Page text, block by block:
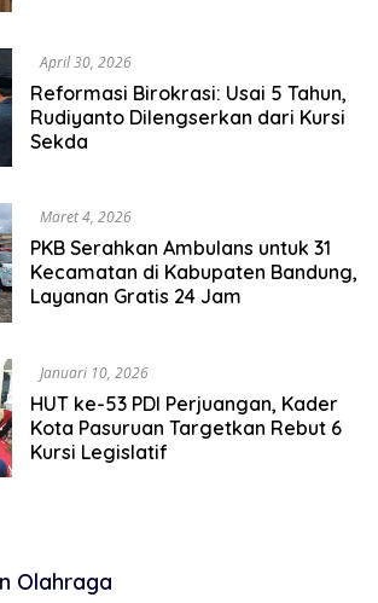
April 30, 2026
Reformasi Birokrasi: Usai 5 Tahun,
Rudiyanto Dilengserkan dari Kursi
Sekda
Maret 4, 2026
PKB Serahkan Ambulans untuk 31
Kecamatan di Kabupaten Bandung,
Layanan Gratis 24 Jam
Januari 10, 2026
HUT ke-53 PDI Perjuangan, Kader
Kota Pasuruan Targetkan Rebut 6
Kursi Legislatif
Olahraga